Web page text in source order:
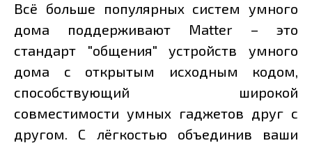
Всё больше популярных систем умного
дома поддерживают Matter – это
стандарт "общения" устройств умного
дома с открытым исходным кодом,
способствующий широкой
совместимости умных гаджетов друг с
другом. С лёгкостью объединив ваши